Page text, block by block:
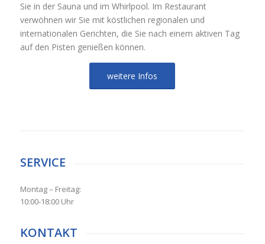
Sie in der Sauna und im Whirlpool. Im Restaurant
verwöhnen wir Sie mit köstlichen regionalen und
internationalen Gerichten, die Sie nach einem aktiven Tag
auf den Pisten genießen können.
weitere Infos
SERVICE
Montag – Freitag:
10:00-18:00 Uhr
KONTAKT